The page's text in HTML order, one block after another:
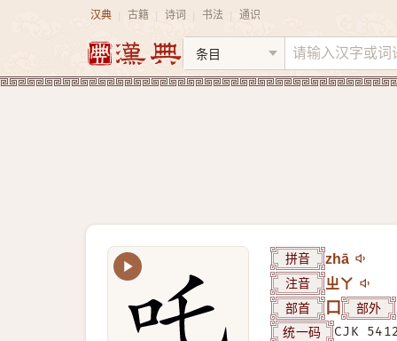
汉典 古籍 诗词 书法 通识
拼音 zhā
注音 ㄓㄚ
部首 口 部外
统一码 CJK